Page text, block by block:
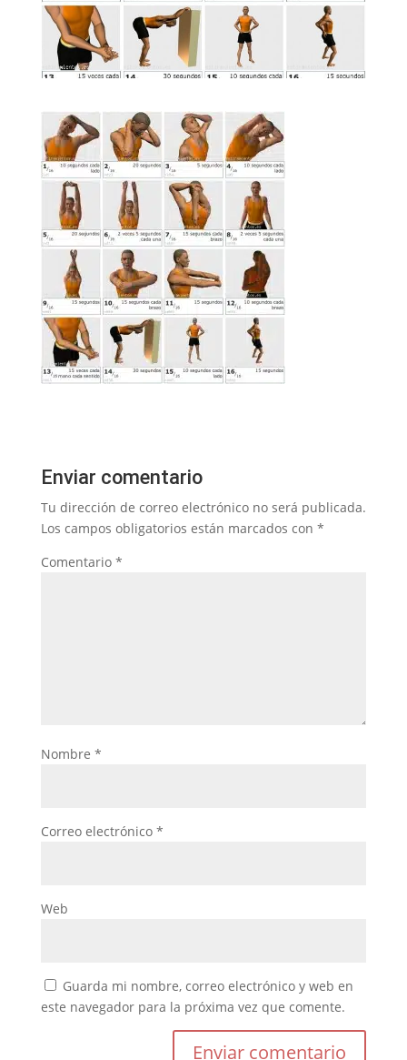
Enviar comentario
Tu dirección de correo electrónico no será publicada.
Los campos obligatorios están marcados con *
Comentario *
Nombre *
Correo electrónico *
Web
Guarda mi nombre, correo electrónico y web en
este navegador para la próxima vez que comente.